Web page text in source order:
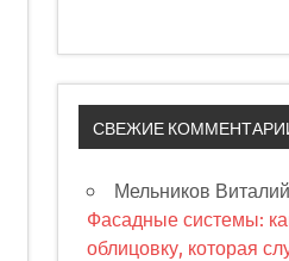
СВЕЖИЕ
Мельников Виталий
Фасадные системы:
облицовку, которая